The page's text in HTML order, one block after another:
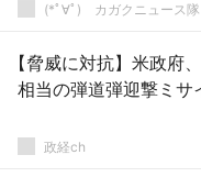
(*ﾟ∀ﾟ)ゞカガクニュース隊
【脅威に対抗】米政府
相当の弾道弾迎撃ミサ
政経ch